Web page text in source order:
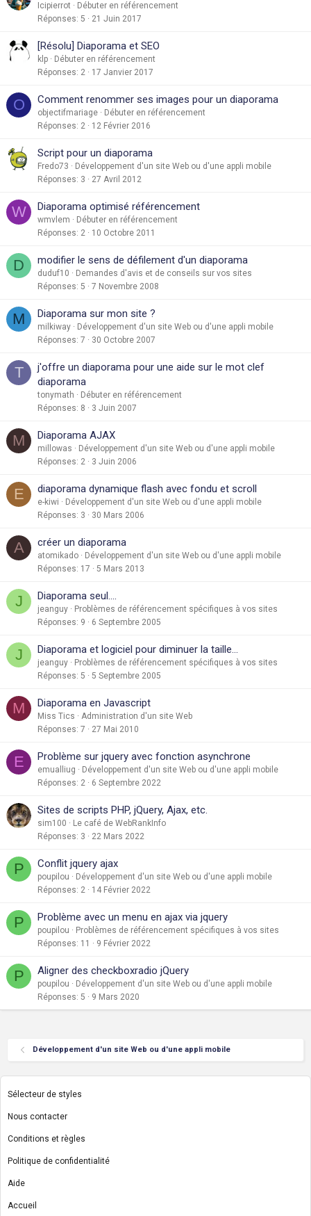
Icipierrot
Débuter en référencement
Réponses 5 21 Juin 2017
[Résolu] Diaporama et SEO
klp
Débuter en référencement
Réponses 2 17 Janvier 2017
O Comment renommer ses images pour un diaporama
objectifmariage
Débuter en référencement
Réponses 2 12 Février 2016
Script pour un diaporama
Fredo73
Développement d'un site Web ou d'une appli mobile
Réponses 3 27 Avril 2012
W Diaporama optimisé référencement
wmvlem
Débuter en référencement
Réponses 2 10 Octobre 2011
D modifier le sens de défilement d'un diaporama
duduf10
Demandes d'avis et de conseils sur vos sites
Réponses 5 7 Novembre 2008
M Diaporama sur mon site ?
milkiway
Développement d'un site Web ou d'une appli mobile
Réponses 7 30 Octobre 2007
T
j'offre un diaporama pour une aide sur le mot clef
diaporama
tonymath
Débuter en référencement
Réponses 8 3 Juin 2007
M Diaporama AJAX
millowas
Développement d'un site Web ou d'une appli mobile
Réponses 2 3 Juin 2006
E diaporama dynamique flash avec fondu et scroll
e-kiwi
Développement d'un site Web ou d'une appli mobile
Réponses 3 30 Mars 2006
A créer un diaporama
atomikado
Développement d'un site Web ou d'une appli mobile
Réponses 17 5 Mars 2013
J Diaporama seul....
jeanguy
Problèmes de référencement spécifiques à vos sites
Réponses 9 6 Septembre 2005
J Diaporama et logiciel pour diminuer la taille...
jeanguy
Problèmes de référencement spécifiques à vos sites
Réponses 5 5 Septembre 2005
M Diaporama en Javascript
Miss Tics
Administration d'un site Web
Réponses 7 27 Mai 2010
E Problème sur jquery avec fonction asynchrone
emualliug
Développement d'un site Web ou d'une appli mobile
Réponses 2 6 Septembre 2022
Sites de scripts PHP, jQuery, Ajax, etc.
sim100
Le café de WebRankInfo
Réponses 3 22 Mars 2022
P Conflit jquery ajax
poupilou
Développement d'un site Web ou d'une appli mobile
Réponses 2 14 Février 2022
P Problème avec un menu en ajax via jquery
poupilou
Problèmes de référencement spécifiques à vos sites
Réponses 11 9 Février 2022
P Aligner des checkboxradio jQuery
poupilou
Développement d'un site Web ou d'une appli mobile
Réponses 5 9 Mars 2020
Développement d'un site Web ou d'une appli mobile
Sélecteur de styles
Nous contacter
Conditions et règles
Politique de confidentialité
Aide
Accueil